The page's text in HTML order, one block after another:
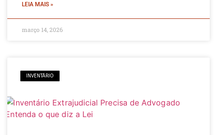
LEIA MAIS »
março 14, 2026
INVENTÁRIO